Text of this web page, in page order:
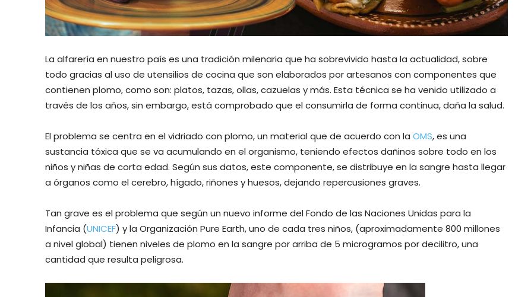
La alfarería en nuestro país es una tradición milenaria que ha sobrevivido hasta la actualidad, sobre
todo gracias al uso de utensilios de cocina que son elaborados por artesanos con componentes que
contienen plomo, como son: platos, tazas, ollas, cazuelas y más. Esta técnica se ha venido utilizado a
través de los años, sin embargo, está comprobado que el consumirla de forma continua, daña la salud.
El problema se centra en el vidriado con plomo, un material que de acuerdo con la OMS, es una
sustancia tóxica que se va acumulando en el organismo, teniendo efectos dañinos sobre todo en los
niños y niñas de corta edad. Según sus datos, este componente, se distribuye en la sangre hasta llegar
a órganos como el cerebro, hígado, riñones y huesos, dejando repercusiones graves.
Tan grave es el problema que según un nuevo informe del Fondo de las Naciones Unidas para la
Infancia (UNICEF) y la Organización Pure Earth, uno de cada tres niños, (aproximadamente 800 millones
a nivel global) tienen niveles de plomo en la sangre por arriba de 5 microgramos por decilitro, una
cantidad que resulta peligrosa.